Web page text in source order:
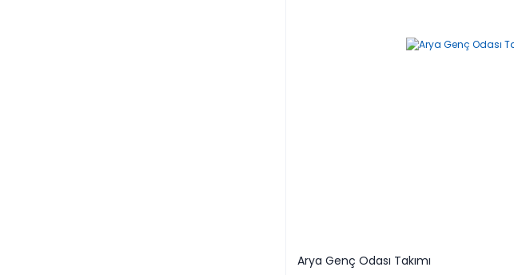
Arya Genç Odası Takımı